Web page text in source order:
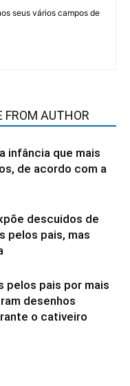
seus vários campos de
FROM AUTHOR
infância que mais
de acordo com a
descuidos de
pelos pais, mas
pelos pais por mais
desenhos
o cativeiro